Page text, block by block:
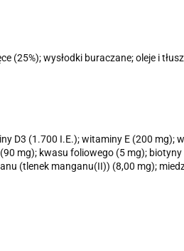
(25%); wysłodki buraczane; oleje i
D3 (1.700 I.E.); witaminy E (200
mg); kwasu foliowego (5 mg);
(tlenek manganu(II)) (8,00 mg);